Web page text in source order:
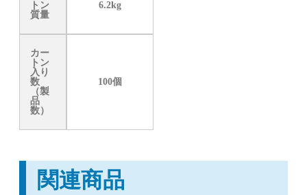
トン
質量
6.2kg
カー
トン
入り
数
（製
品
数）
100個
関連商品